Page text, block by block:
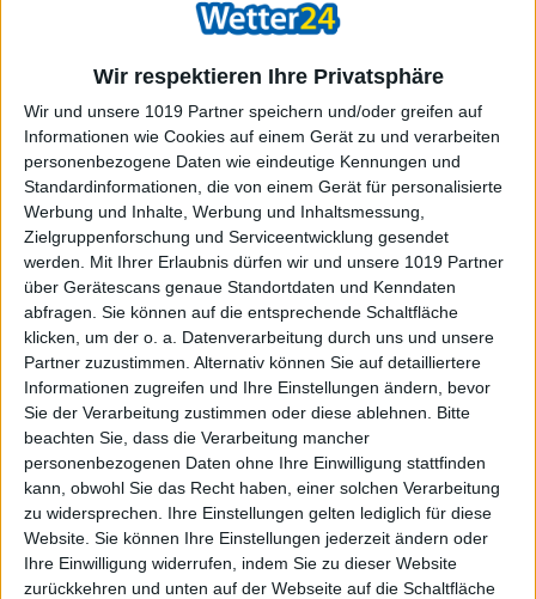
Wir respektieren Ihre Privatsphäre
Wir und unsere 1019 Partner speichern und/oder greifen auf
Informationen wie Cookies auf einem Gerät zu und verarbeiten
personenbezogene Daten wie eindeutige Kennungen und
Standardinformationen, die von einem Gerät für personalisierte
Werbung und Inhalte, Werbung und Inhaltsmessung,
Zielgruppenforschung und Serviceentwicklung gesendet
werden.
Mit Ihrer Erlaubnis dürfen wir und unsere 1019 Partner
über Gerätescans genaue Standortdaten und Kenndaten
abfragen. Sie können auf die entsprechende Schaltfläche
klicken, um der o. a. Datenverarbeitung durch uns und unsere
Partner zuzustimmen. Alternativ können Sie auf detailliertere
Informationen zugreifen und Ihre Einstellungen ändern, bevor
Sie der Verarbeitung zustimmen oder diese ablehnen.
Bitte
beachten Sie, dass die Verarbeitung mancher
personenbezogenen Daten ohne Ihre Einwilligung stattfinden
kann, obwohl Sie das Recht haben, einer solchen Verarbeitung
zu widersprechen. Ihre Einstellungen gelten lediglich für diese
Website. Sie können Ihre Einstellungen jederzeit ändern oder
Ihre Einwilligung widerrufen, indem Sie zu dieser Website
zurückkehren und unten auf der Webseite auf die Schaltfläche